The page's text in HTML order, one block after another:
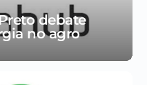
debate
no agro